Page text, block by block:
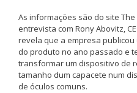
As informações são do site
entrevista com Rony Abovitz,
revela que a empresa
do produto no ano passado e
transformar um dispositivo de
tamanho dum capacete num
de óculos comuns.